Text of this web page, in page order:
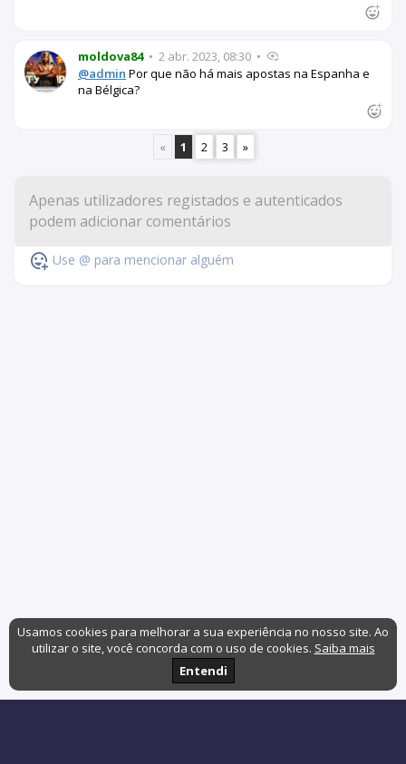
moldova84 • 2 abr. 2023, 08:30 •
@admin Por que não há mais apostas na Espanha e
na Bélgica?
« 1 2 3 »
Use @ para mencionar alguém
Usamos cookies para melhorar a sua experiência no nosso site. Ao
utilizar o site, você concorda com o uso de cookies. Saiba mais
Entendi